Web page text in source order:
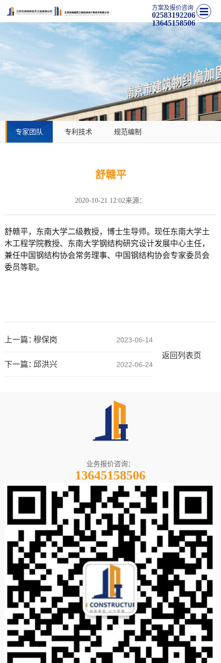
方案及报价咨询
02583192206
13645158506
专家团队 专利技术 规范编制
舒赣平
2020-10-21 12:02来源：
舒赣平，东南大学二级教授，博士生导师。现任东南大学土
木工程学院教授、东南大学钢结构研究设计发展中心主任，
兼任中国钢结构协会常务理事、中国钢结构协会专家委员会
委员等职。
上一篇：穆保岗 2023-06-14
下一篇：邱洪兴 2022-06-24
返回列表页
业务报价咨询：
13645158506